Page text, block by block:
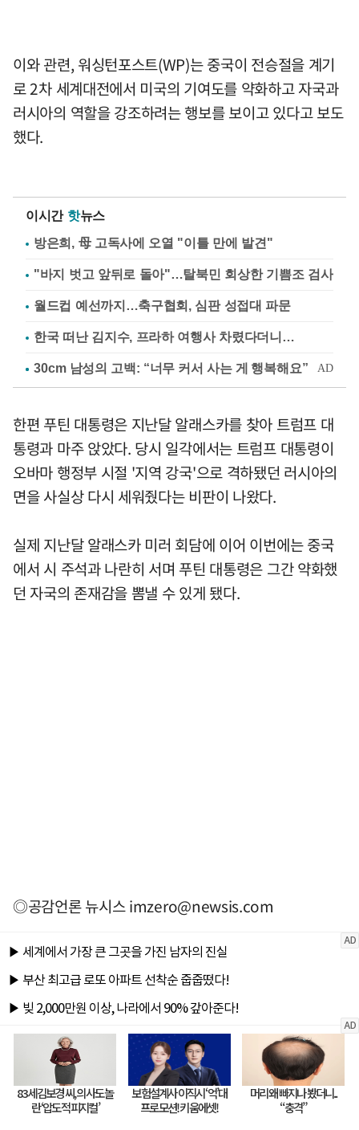
이와 관련, 워싱턴포스트(WP)는 중국이 전승절을 계기
로 2차 세계대전에서 미국의 기여도를 약화하고 자국과
러시아의 역할을 강조하려는 행보를 보이고 있다고 보도
했다.
이시간 핫뉴스
방은희, 母 고독사에 오열 "이틀 만에 발견"
"바지 벗고 앞뒤로 돌아"…탈북민 회상한 기쁨조 검사
월드컵 예선까지…축구협회, 심판 성접대 파문
한국 떠난 김지수, 프라하 여행사 차렸다더니…
한편 푸틴 대통령은 지난달 알래스카를 찾아 트럼프 대
통령과 마주 앉았다. 당시 일각에서는 트럼프 대통령이
오바마 행정부 시절 '지역 강국'으로 격하됐던 러시아의
면을 사실상 다시 세워줬다는 비판이 나왔다.
실제 지난달 알래스카 미러 회담에 이어 이번에는 중국
에서 시 주석과 나란히 서며 푸틴 대통령은 그간 약화했
던 자국의 존재감을 뽐낼 수 있게 됐다.
◎공감언론 뉴시스imzero@newsis.com